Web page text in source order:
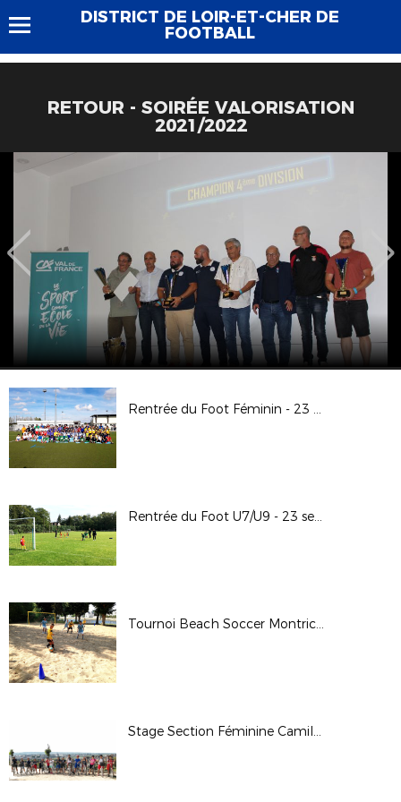
DISTRICT DE LOIR-ET-CHER DE
FOOTBALL
RETOUR - SOIRÉE VALORISATION
2021/2022
Rentrée du Foot Féminin - 23 septembre 2017
Rentrée du Foot U7/U9 - 23 septembre 2017
Tournoi Beach Soccer Montrichard - 2 septembre 2017
Stage Section Féminine Camille Claudel - 29 au 31 août 2017